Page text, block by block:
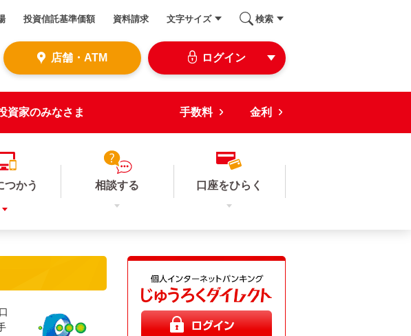
投資信託基準価額 資料請求 文字サイズ 検索
店舗・ATM ログイン
資家のみなさま 手数料 金利
つかう 相談する 口座をひらく